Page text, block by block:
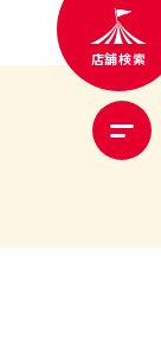
店舗検索